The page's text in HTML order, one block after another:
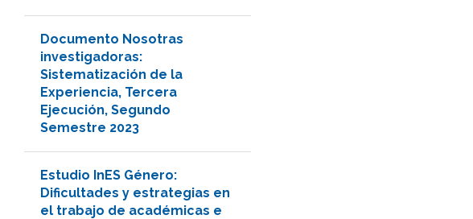
Documento Nosotras
investigadoras:
Sistematización de la
Experiencia, Tercera
Ejecución, Segundo
Semestre 2023
Estudio InES Género:
Dificultades y estrategias en
el trabajo de académicas e